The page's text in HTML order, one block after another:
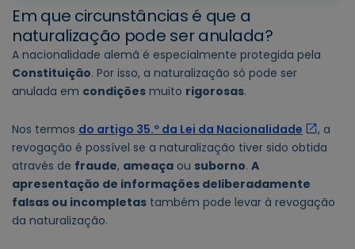
Em que circunstâncias é que a
naturalização pode ser anulada?
A nacionalidade alemã é especialmente protegida pela
Constituição. Por isso, a naturalização só pode ser
anulada em condições muito rigorosas.
Nos termos do artigo 35.º da Lei da Nacionalidade
, a
revogação é possível se a naturalização tiver sido obtida
através de fraude, ameaça ou suborno. A
apresentação de informações deliberadamente
falsas ou incompletas também pode levar à revogação
da naturalização.